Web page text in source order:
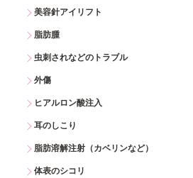
美容針アイリフト
脂肪腫
虫刺されなどのトラブル
外傷
ヒアルロン酸注入
耳のしこり
脂肪溶解注射（カベリンなど）
体表のシコリ